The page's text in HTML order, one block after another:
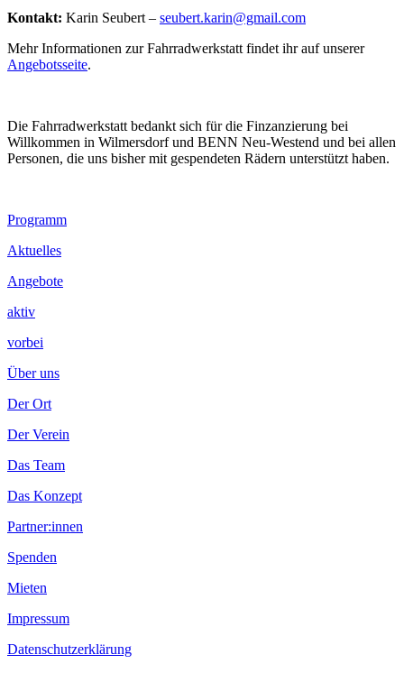
Kontakt: Karin Seubert – seubert.karin@gmail.com
Mehr Informationen zur Fahrradwerkstatt findet ihr auf unserer
Angebotsseite.
Die Fahrradwerkstatt bedankt sich für die Finzanzierung bei
Willkommen in Wilmersdorf und BENN Neu-Westend und bei allen
Personen, die uns bisher mit gespendeten Rädern unterstützt haben.
Footer
Inhalt
Programm
Aktuelles
Angebote
aktiv
vorbei
Über uns
Der Ort
Der Verein
Das Team
Das Konzept
Partner:innen
Spenden
Mieten
Impressum
Datenschutzerklärung